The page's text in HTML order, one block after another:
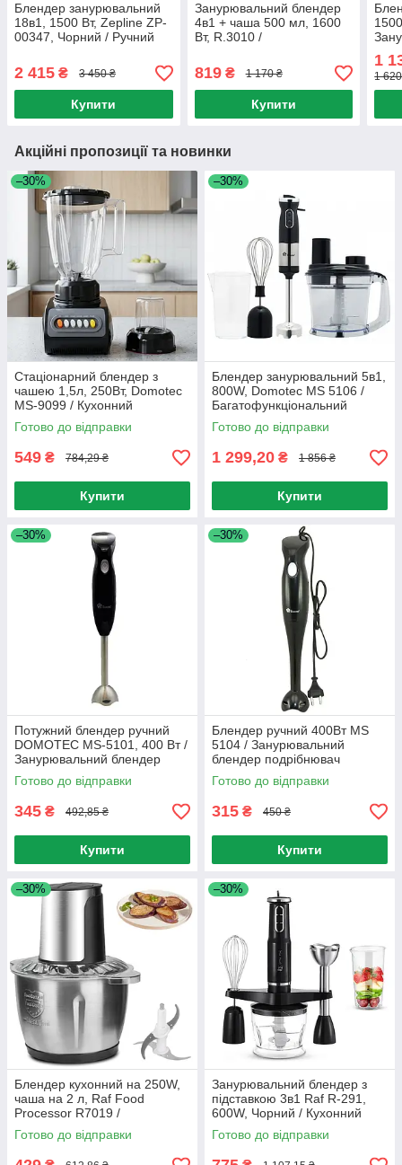
Блендер занурювальний
18в1, 1500 Вт, Zepline ZP-
00347, Чорний / Ручний
блендер / Подрібнювач
блендер
2 415 ₴ 3 450 ₴
Купити
Занурювальний блендер
4в1 + чаша 500 мл, 1600
Вт, R.3010 /
подрібнювач / Ручний
блендер
819₴ 1 170 ₴
Купити
1
1
Акційні пропозиції та новинки
–30%
Стаціонарний блендер з
чашею 1,5л, 250Вт, Domotec
MS-9099 / Кухонний
подрібнювач з кавомолкою
Готово до відправки
549 ₴ 784,29 ₴
Купити
–30%
Блендер занурювальний 5в1,
800W, Domotec MS 5106 /
Багатофункціональний
подрібнювач / Міні комбайн
Готово до відправки
1 299,20 ₴ 1 856 ₴
Купити
–30%
Потужний блендер ручний
DOMOTEC MS-5101, 400 Вт /
Занурювальний блендер
Готово до відправки
345 ₴ 492,85 ₴
Купити
–30%
Блендер ручний 400Вт MS
5104 / Занурювальний
блендер подрібнювач
Готово до відправки
315 ₴ 450 ₴
Купити
–30%
Блендер кухонний на 250W,
чаша на 2 л, Raf Food
Processor R7019 /
Подрібнювач
багатофункціональний
Готово до відправки
–30%
Занурювальний блендер з
підставкою 3в1 Raf R-291,
600W, Чорний / Кухонний
ручний блендер подрібнювач
з чашею / Міксер
Готово до відправки